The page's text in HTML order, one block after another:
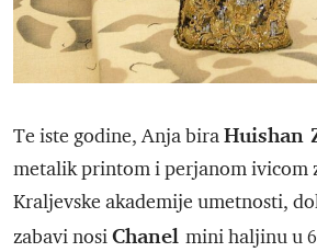
Te iste godine, Anja biraHuishan
metalik printom i perjanom ivicom
Kraljevske akademije umetnosti,
zabavi nosiChanel mini haljinu u